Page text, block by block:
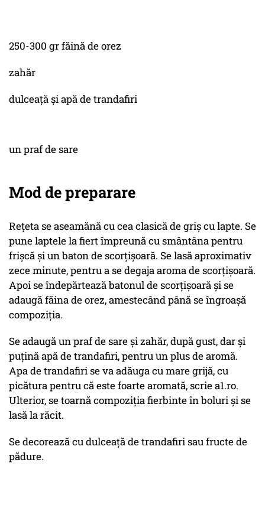
250-300 gr făină de orez
zahăr
dulceață și apă de trandafiri
un praf de sare
Mod de preparare
Rețeta se aseamănă cu cea clasică de griș cu lapte. Se
pune laptele la fiert împreună cu smântâna pentru
frișcă și un baton de scorțișoară. Se lasă aproximativ
zece minute, pentru a se degaja aroma de scorțișoară.
Apoi se îndepărtează batonul de scorțișoară și se
adaugă făina de orez, amestecând până se îngroașă
compoziția.
Se adaugă un praf de sare și zahăr, după gust, dar și
puțină apă de trandafiri, pentru un plus de aromă.
Apa de trandafiri se va adăuga cu mare grijă, cu
picătura pentru că este foarte aromată, scrie a1.ro.
Ulterior, se toarnă compoziția fierbinte în boluri și se
lasă la răcit.
Se decorează cu dulceață de trandafiri sau fructe de
pădure.